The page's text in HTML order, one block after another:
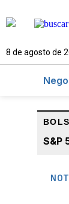
8 de agosto de
S&P